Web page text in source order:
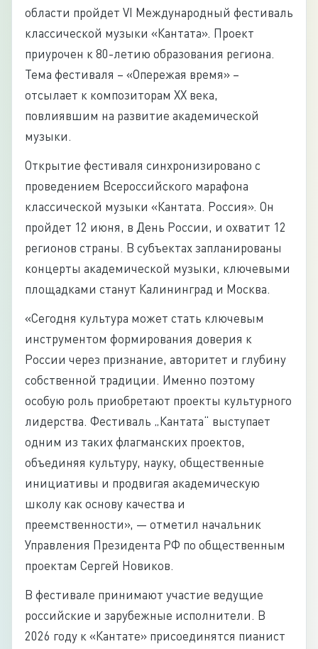
области пройдет VI Международный фестиваль
классической музыки «Кантата». Проект
приурочен к 80-летию образования региона.
Тема фестиваля – «Опережая время» –
отсылает к композиторам ХХ века,
повлиявшим на развитие академической
музыки.
Открытие фестиваля синхронизировано с
проведением Всероссийского марафона
классической музыки «Кантата. Россия». Он
пройдет 12 июня, в День России, и охватит 12
регионов страны. В субъектах запланированы
концерты академической музыки, ключевыми
площадками станут Калининград и Москва.
«Сегодня культура может стать ключевым
инструментом формирования доверия к
России через признание, авторитет и глубину
собственной традиции. Именно поэтому
особую роль приобретают проекты культурного
лидерства. Фестиваль „Кантата“ выступает
одним из таких флагманских проектов,
объединяя культуру, науку, общественные
инициативы и продвигая академическую
школу как основу качества и
преемственности», — отметил начальник
Управления Президента РФ по общественным
проектам Сергей Новиков.
В фестивале принимают участие ведущие
российские и зарубежные исполнители. В
2026 году к «Кантате» присоединятся пианист